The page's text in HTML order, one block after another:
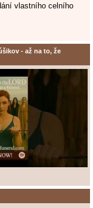
vlastního celního
- až na to, že